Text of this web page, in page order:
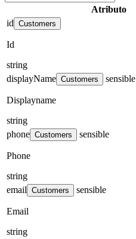
Atributo
id Customers
Id
string
displayName Customers sensible
Displayname
string
phone Customers sensible
Phone
string
email Customers sensible
Email
string